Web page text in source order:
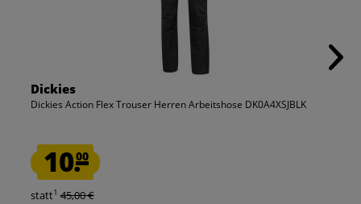
Dickies
Dickies Action Flex Trouser Herren Arbeitshose DK0A4XSJBLK
10.00
statt1 45,00 €